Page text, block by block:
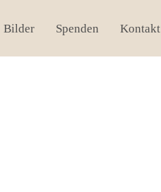
Bilder Spenden Kontakt